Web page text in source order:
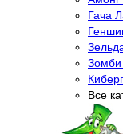
Гача
Зомби
Все